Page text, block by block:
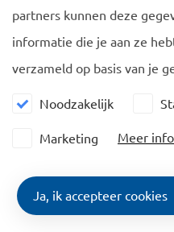
Navigatie
EU Blue Card
Familieleden
Nieuws
Contact
partners kunnen deze
informatie die je aan ze
verzameld op basis van je
Noodzakelijk
Marketing Meer
Ja, ik accepteer cookies